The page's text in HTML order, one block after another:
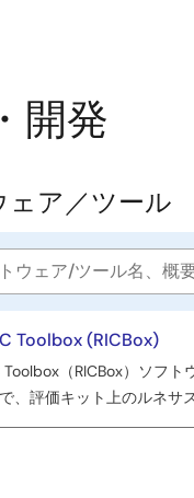
開発
ェア／ツール
Toolbox (RICBox)
Toolbox（RICBox）ソフ
、評価キット上のルネサ